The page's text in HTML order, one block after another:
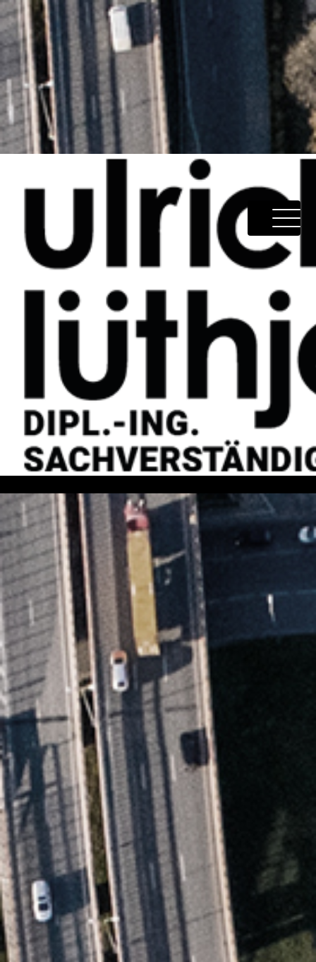
START
LEISTUNGEN
REFERENZEN
KONTAKT